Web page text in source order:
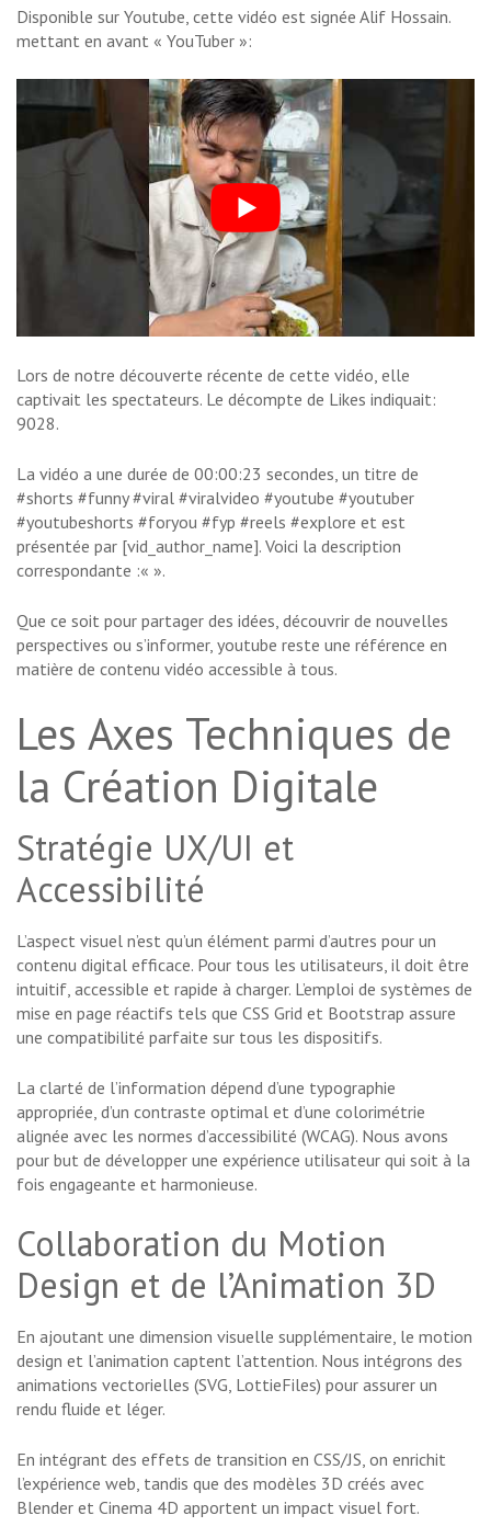
Disponible sur Youtube, cette vidéo est signée Alif Hossain.
mettant en avant « YouTuber »:
Lors de notre découverte récente de cette vidéo, elle
captivait les spectateurs. Le décompte de Likes indiquait:
9028.
La vidéo a une durée de 00:00:23 secondes, un titre de
#shorts #funny #viral #viralvideo #youtube #youtuber
#youtubeshorts #foryou #fyp #reels #explore et est
présentée par [vid_author_name]. Voici la description
correspondante :« ».
Que ce soit pour partager des idées, découvrir de nouvelles
perspectives ou s’informer, youtube reste une référence en
matière de contenu vidéo accessible à tous.
Les Axes Techniques de
la Création Digitale
Stratégie UX/UI et
Accessibilité
L’aspect visuel n’est qu’un élément parmi d’autres pour un
contenu digital efficace. Pour tous les utilisateurs, il doit être
intuitif, accessible et rapide à charger. L’emploi de systèmes de
mise en page réactifs tels que CSS Grid et Bootstrap assure
une compatibilité parfaite sur tous les dispositifs.
La clarté de l’information dépend d’une typographie
appropriée, d’un contraste optimal et d’une colorimétrie
alignée avec les normes d’accessibilité (WCAG). Nous avons
pour but de développer une expérience utilisateur qui soit à la
fois engageante et harmonieuse.
Collaboration du Motion
Design et de l’Animation 3D
En ajoutant une dimension visuelle supplémentaire, le motion
design et l’animation captent l’attention. Nous intégrons des
animations vectorielles (SVG, LottieFiles) pour assurer un
rendu fluide et léger.
En intégrant des effets de transition en CSS/JS, on enrichit
l’expérience web, tandis que des modèles 3D créés avec
Blender et Cinema 4D apportent un impact visuel fort.